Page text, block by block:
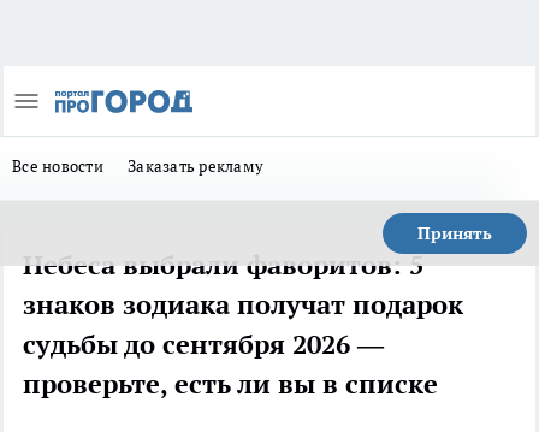
Все новости Заказать рекламу
Принять
Небеса выбрали фаворитов: 5
знаков зодиака получат подарок
судьбы до сентября 2026 —
проверьте, есть ли вы в списке